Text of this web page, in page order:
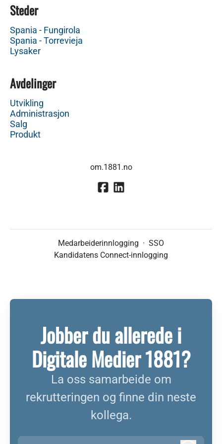
Steder
Spania - Fungirola
Spania - Torrevieja
Lysaker
Avdelinger
Utvikling
Administrasjon
Salg
Produkt
om.1881.no
Medarbeiderinnlogging · SSO
Kandidatens Connect-innlogging
Jobber du allerede i
Digitale Medier 1881?
La oss samarbeide om
rekrutteringen og finne din neste
kollega.